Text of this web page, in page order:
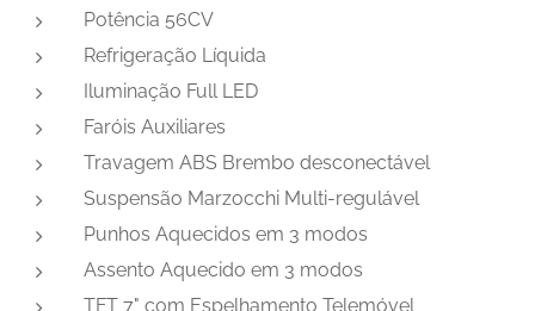
Potência 56CV
Refrigeração Líquida
Iluminação Full LED
Faróis Auxiliares
Travagem ABS Brembo desconectável
Suspensão Marzocchi Multi-regulável
Punhos Aquecidos em 3 modos
Assento Aquecido em 3 modos
TFT 7" com Espelhamento Telemóvel